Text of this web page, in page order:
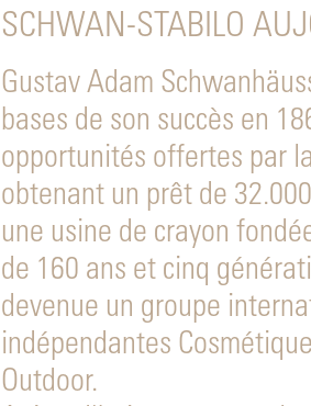
SCHWAN-STABILO
Gustav Adam
bases de son succès en
opportunités offertes par
obtenant un prêt de
une usine de crayon
de 160 ans et cinq
devenue un groupe
indépendantes
Outdoor.